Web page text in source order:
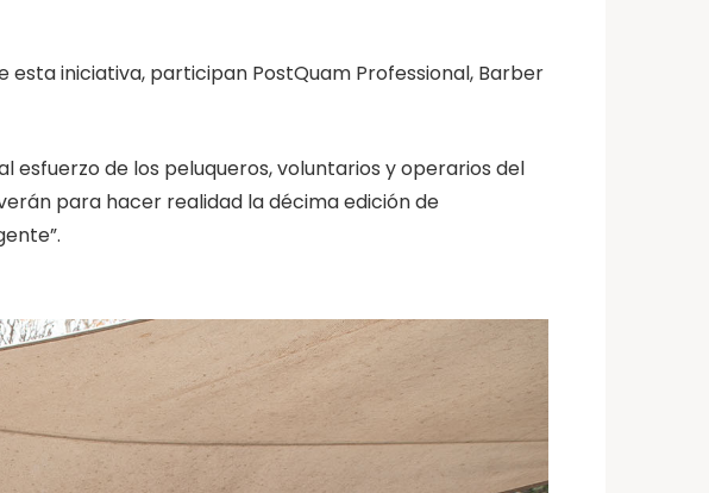
iniciativa, participan PostQuam Professional, Barber
esfuerzo de los peluqueros, voluntarios y operarios del
para hacer realidad la décima edición de